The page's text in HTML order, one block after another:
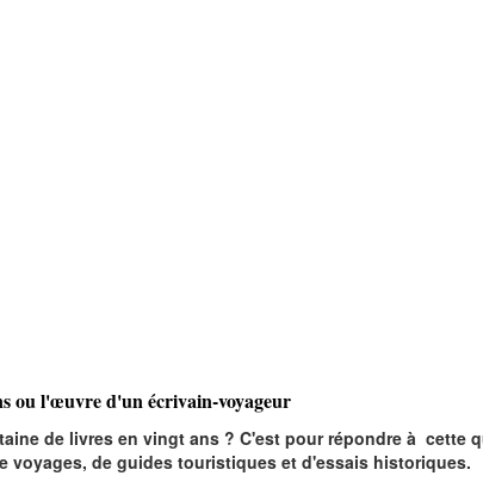
ou l'œuvre d'un écrivain-voyageur
de livres en vingt ans ? C'est pour répondre à cette
voyages, de guides touristiques et d'essais historiques.